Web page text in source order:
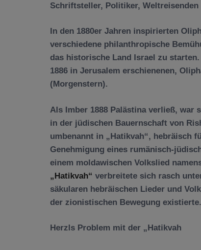
Schriftsteller, Politiker,
In den 1880er Jahren inspirierten
verschiedene philanthropische
das historische Land Israel zu
1886 in Jerusalem erschienenen,
(Morgenstern).
Als Imber 1888 Palästina verließ, war
in der jüdischen Bauernschaft von
umbenannt in „Hatikvah“, hebräisch
Genehmigung eines rumänisch-
einem moldawischen Volkslied
„Hatikvah“ verbreitete sich rasch
säkularen hebräischen Lieder und
der zionistischen Bewegung existierte.
Herzls Problem mit der „Hatikvah